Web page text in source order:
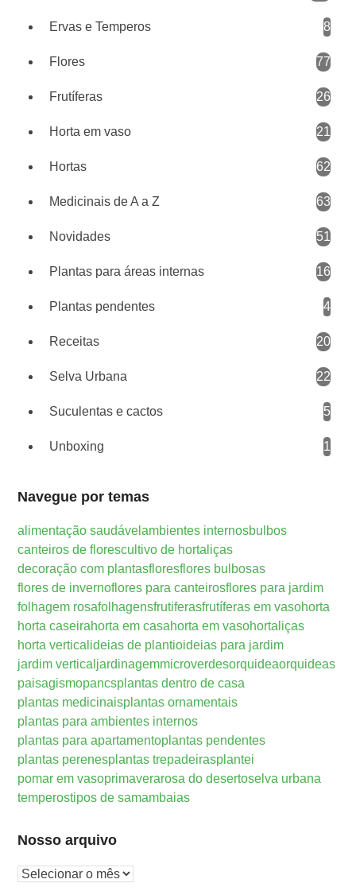
Ervas e Temperos 8
Flores 77
Frutíferas 26
Horta em vaso 21
Hortas 62
Medicinais de A a Z 63
Novidades 51
Plantas para áreas internas 16
Plantas pendentes 4
Receitas 20
Selva Urbana 22
Suculentas e cactos 5
Unboxing 1
Navegue por temas
alimentação saudávelambientes internosbulbos
canteiros de florescultivo de hortaliças
decoração com plantasfloresflores bulbosas
flores de invernoflores para canteirosflores para jardim
folhagem rosafolhagensfrutiferasfrutíferas em vasohorta
horta caseirahorta em casahorta em vasohortaliças
horta vertical ideias de plantioideias para jardim
jardim vertical jardinagemmicroverdesorquideaorquideas
paisagismopancsplantas dentro de casa
plantas medicinaisplantas ornamentais
plantas para ambientes internos
plantas para apartamentoplantas pendentes
plantas perenesplantas trepadeirasplantei
pomar em vasoprimaverarosa do desertoselva urbana
temperostipos de samambaias
Nosso arquivo
Nosso